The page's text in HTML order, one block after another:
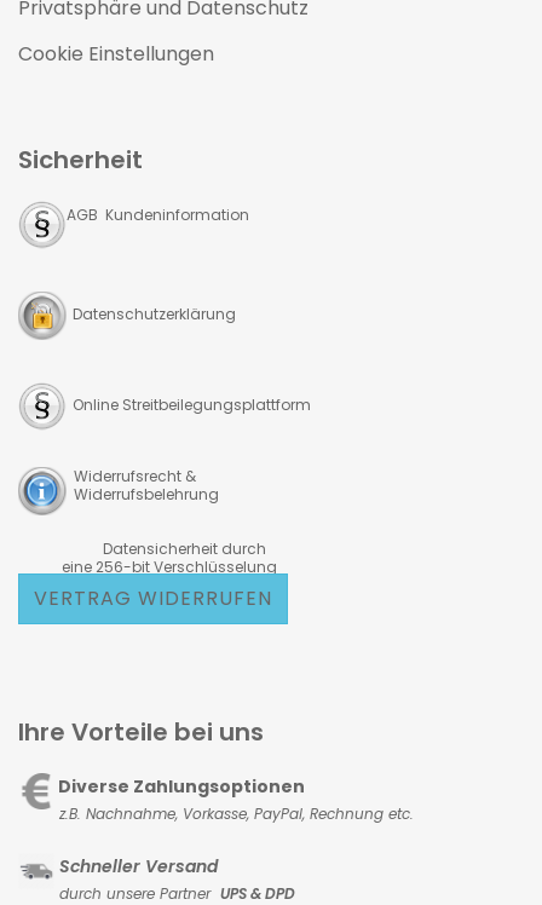
Privatsphäre und Datenschutz
Cookie Einstellungen
Sicherheit
AGB Kundeninformation
Datenschutzerklärung
Online Streitbeilegungsplattform
Widerrufsrecht &
Widerrufsbelehrung
Datensicherheit durch
eine 256-bit Verschlüsselung
VERTRAG WIDERRUFEN
Ihre Vorteile bei uns
Diverse Zahlungsoptionen
z.B. Nachnahme, Vorkasse, PayPal, Rechnung etc.
Schneller Versand
durch unsere Partner UPS & DPD